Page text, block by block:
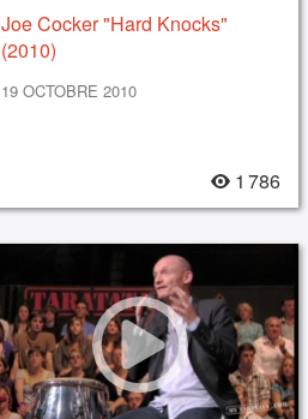
Joe Cocker "Hard Knocks"
(2010)
19 OCTOBRE 2010
1 786